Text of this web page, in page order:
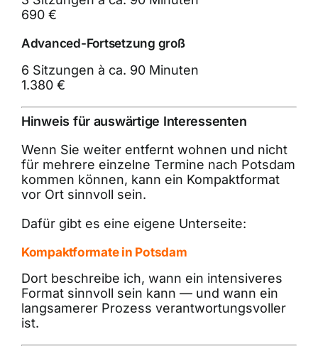
690 €
Advanced-Fortsetzung groß
6 Sitzungen à ca. 90 Minuten
1.380 €
Hinweis für auswärtige Interessenten
Wenn Sie weiter entfernt wohnen und nicht
für mehrere einzelne Termine nach Potsdam
kommen können, kann ein Kompaktformat
vor Ort sinnvoll sein.
Dafür gibt es eine eigene Unterseite:
Kompaktformate in Potsdam
Dort beschreibe ich, wann ein intensiveres
Format sinnvoll sein kann — und wann ein
langsamerer Prozess verantwortungsvoller
ist.